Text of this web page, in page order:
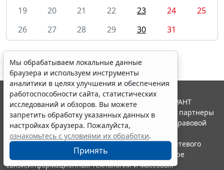
19
20 21 22 23 24
25
26
27 28 29 30 31
Мы обрабатываем локальные данные
браузера и используем инструменты
аналитики в целях улучшения и обеспечения
работоспособности сайта, статистических
исследований и обзоров. Вы можете
запретить обработку указанных данных в
настройках браузера. Пожалуйста,
ознакомьтесь с условиями их обработки.
Принять
© ООО "НПП "ГАРАНТ-СЕРВИС", 2026. Система ГАРАНТ
выпускается с 1990 года. Компания "Гарант" и ее партнеры
являются участниками Российской ассоциации правовой
информации ГАРАНТ.
Портал ГАРАНТ.РУ зарегистрирован в качестве сетевого
издания Федеральной службой по надзору в сфере
связи,информационных технологий и массовых